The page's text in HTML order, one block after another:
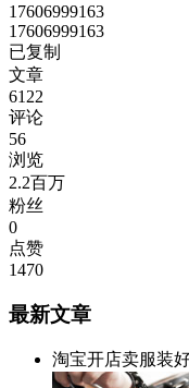
17606999163
17606999163
已复制
文章
6122
评论
56
浏览
2.2百万
粉丝
0
点赞
1470
最新文章
淘宝开店卖服装